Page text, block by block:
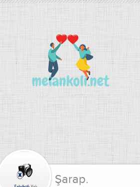
Şarap.